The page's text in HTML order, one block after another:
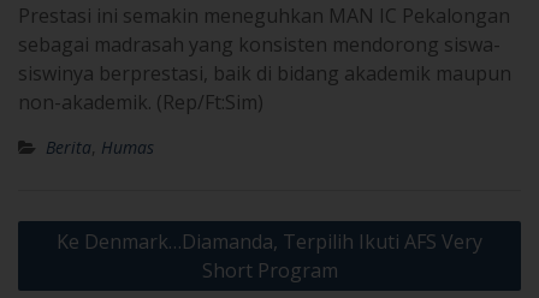
Prestasi ini semakin meneguhkan MAN IC Pekalongan
sebagai madrasah yang konsisten mendorong siswa-
siswinya berprestasi, baik di bidang akademik maupun
non-akademik. (Rep/Ft:Sim)
Berita, Humas
Post
Ke Denmark…Diamanda, Terpilih Ikuti AFS Very
Short Program